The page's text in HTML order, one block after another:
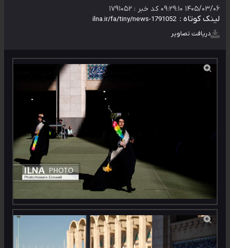
۱۴۰۵/۰۳/۰۶ ۰۹:۲۹:۱۰ کد خبر : ۱۷۹۱۰۵۲
لینک کوتاه :
دریافت تصاویر